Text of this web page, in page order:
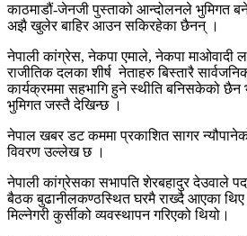
काठमाडौं-जेनजी पुस्ताको आन्दोलनले भुमिगत
अझै खुलेर बाहिर आउन सकिरहेका छैनन् ।
नेपाली कांग्रेस, नेकपा एमाले, नेकपा
राजीतिक दलका शीर्ष नेताहरु बिस्तारै
कार्यक्रममा सहभागि हुने स्थीति बनिसकेको
भुमिगत जस्तै देखिन्छ ।
नेपाल खबर डट कममा प्रकाशित सागर न्यौपानेको
विवरण उल्लेख छ ।
नेपाली कांग्रेसका सभापति शेरबहादुर देउवाले
बैठक बुढानीलकण्ठस्थित घरमै राख्दै आएका
मिल्नेगरी कुर्सीको व्यवस्थापन गरिएको थियो।